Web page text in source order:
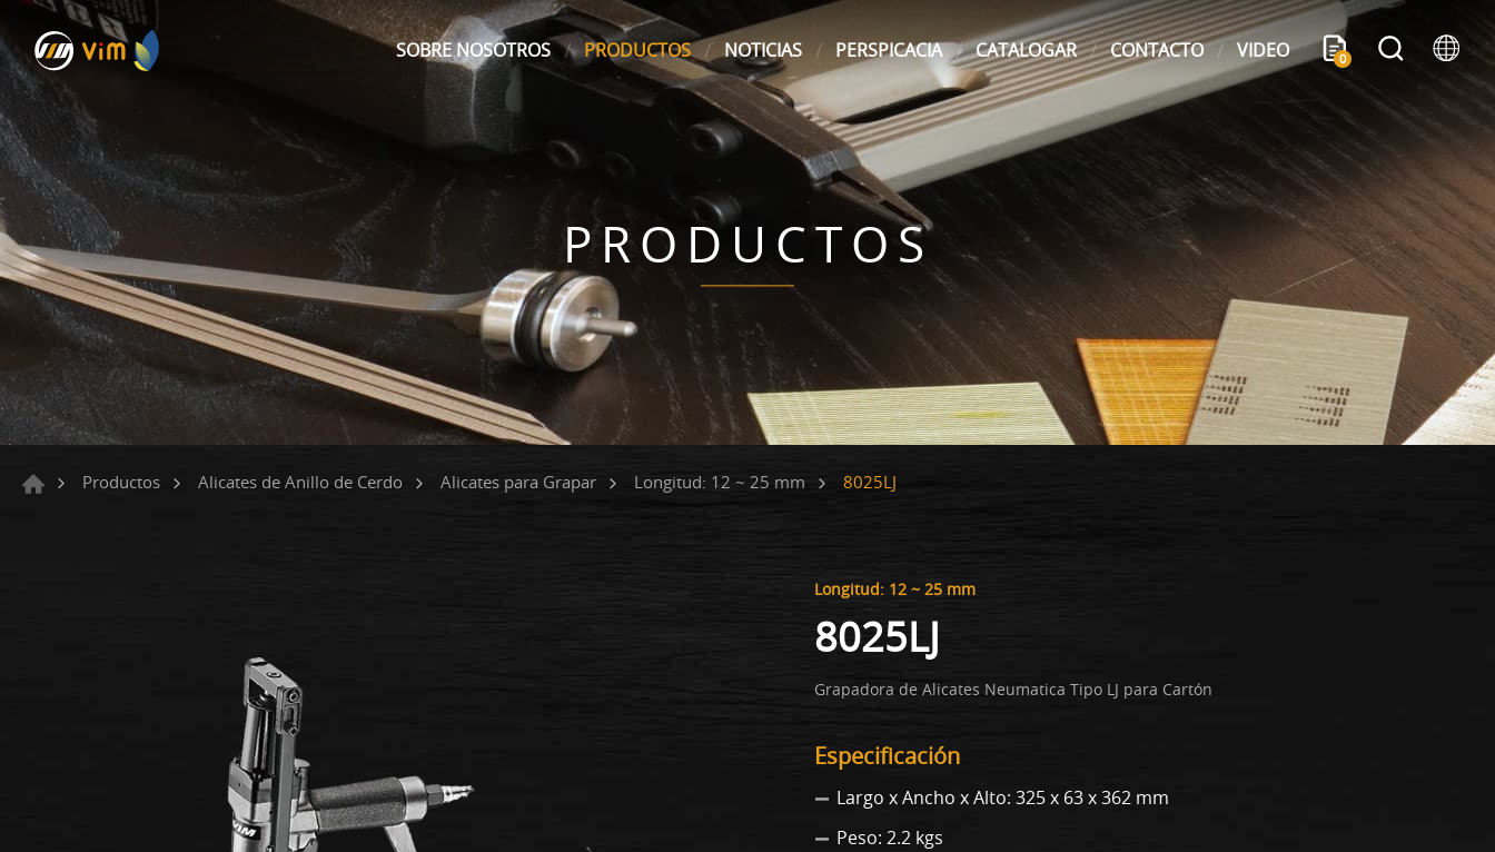
SOBRE NOSOTROS PRODUCTOS NOTICIAS PERSPICACIA CATALOGAR CONTACTO VIDEO 0
PRODUCTOS
Productos Alicates de Anillo de Cerdo Alicates para Grapar Longitud: 12 ~ 25 mm 8025LJ
Longitud: 12 ~ 25 mm
8025LJ
Grapadora de Alicates Neumatica Tipo LJ para Cartón
Especificación
Largo x Ancho x Alto: 325 x 63 x 362 mm
Peso: 2.2 kgs